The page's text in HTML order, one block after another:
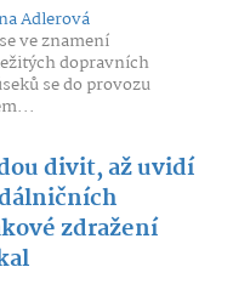
Adlerová
ve znamení
dopravních
se do provozu
divit, až uvidí
zdražení